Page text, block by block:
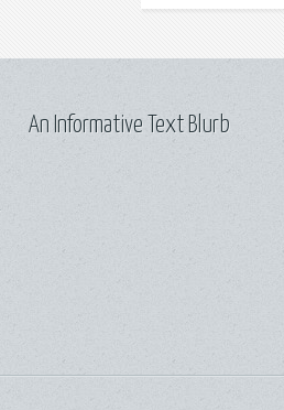
An Informative Text Blurb